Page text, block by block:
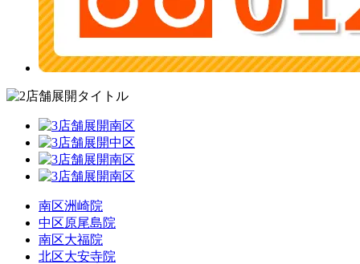
南区洲崎院
中区原尾島院
南区大福院
北区大安寺院